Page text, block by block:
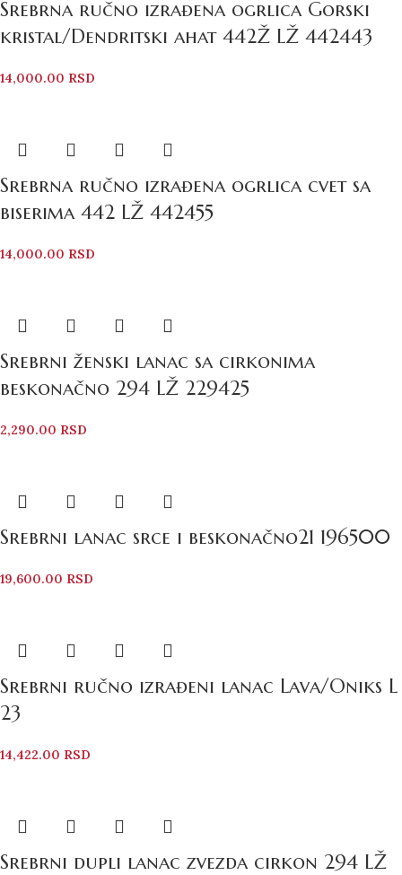
Srebrna ručno izrađena ogrlica Gorski
kristal/Dendritski ahat 442Ž LŽ 442443
14,000.00 RSD
Srebrna ručno izrađena ogrlica cvet sa
biserima 442 LŽ 442455
14,000.00 RSD
Srebrni ženski lanac sa cirkonima
beskonačno 294 LŽ 229425
2,290.00 RSD
Srebrni lanac srce i beskonačno21 196500
19,600.00 RSD
Srebrni ručno izrađeni lanac Lava/Oniks L
23
14,422.00 RSD
Srebrni dupli lanac zvezda cirkon 294 LŽ